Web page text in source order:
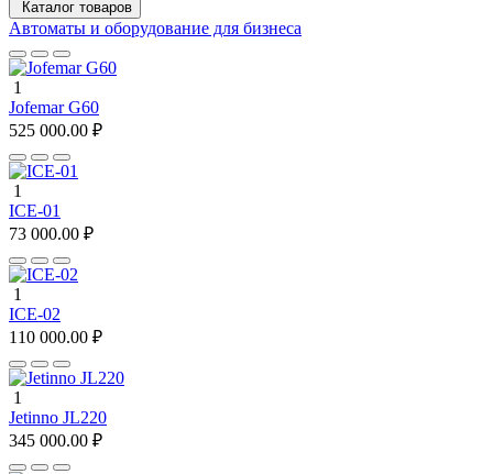
Каталог товаров
Автоматы и оборудование для бизнеса
1
Jofemar G60
525 000.00 ₽
1
ICE-01
73 000.00 ₽
1
ICE-02
110 000.00 ₽
1
Jetinno JL220
345 000.00 ₽